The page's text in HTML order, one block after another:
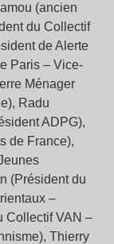
(ancien
du Collectif
de Alerte
Paris – Vice-
Ménager
Radu
ADPG),
de France),
(Président du
–
Collectif VAN –
Thierry